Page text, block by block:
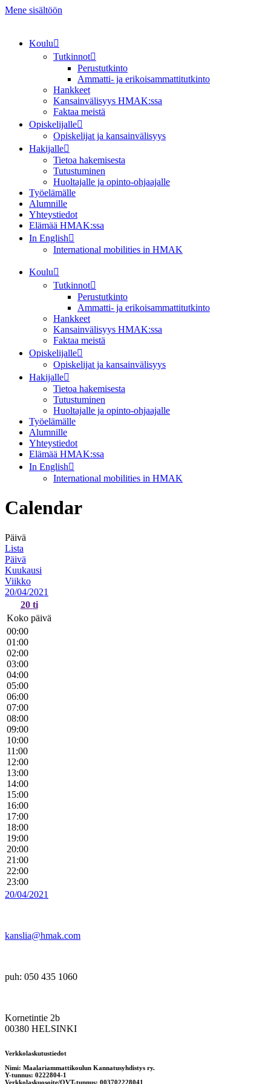
Mene sisältöön
Koulu
Tutkinnot
Perustutkinto
Ammatti- ja erikoisammattitutkinto
Hankkeet
Kansainvälisyys HMAK:ssa
Faktaa meistä
Opiskelijalle
Opiskelijat ja kansainvälisyys
Hakijalle
Tietoa hakemisesta
Tutustuminen
Huoltajalle ja opinto-ohjaajalle
Työelämälle
Alumnille
Yhteystiedot
Elämää HMAK:ssa
In English
International mobilities in HMAK
Koulu
Tutkinnot
Perustutkinto
Ammatti- ja erikoisammattitutkinto
Hankkeet
Kansainvälisyys HMAK:ssa
Faktaa meistä
Opiskelijalle
Opiskelijat ja kansainvälisyys
Hakijalle
Tietoa hakemisesta
Tutustuminen
Huoltajalle ja opinto-ohjaajalle
Työelämälle
Alumnille
Yhteystiedot
Elämää HMAK:ssa
In English
International mobilities in HMAK
Calendar
Päivä
Lista
Päivä
Kuukausi
Viikko
20/04/2021
20 ti
Koko päivä
00:00
01:00
02:00
03:00
04:00
05:00
06:00
07:00
08:00
09:00
10:00
11:00
12:00
13:00
14:00
15:00
16:00
17:00
18:00
19:00
20:00
21:00
22:00
23:00
20/04/2021
kanslia@hmak.com
puh: 050 435 1060
Kornetintie 2b
00380 HELSINKI
Verkkolaskutustiedot
Nimi: Maalariammattikoulun Kannatusyhdistys ry.
Y-tunnus: 0222804-1
Verkkolaskuosoite/OVT-tunnus: 003702228041